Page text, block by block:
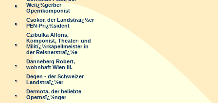
Weiï¿½gerber
Opernkomponist
Csokor, der Landstraï¿½er
PEN-Prï¿½sident
Czibulka Alfons,
Komponist, Theater- und
Militï¿½rkapellmeister in
der Reisnerstraï¿½e
Danneberg Robert,
wohnhaft Wien III.
Degen - der Schweizer
Landstraï¿½er
Dermota, der beliebte
Opernsï¿½nger